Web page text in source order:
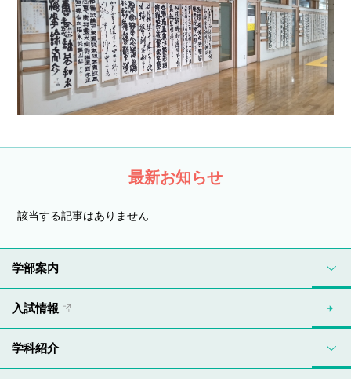
最新お知らせ
該当する記事はありません
学部案内
入試情報
学科紹介